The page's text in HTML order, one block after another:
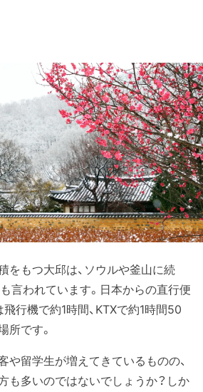
をもつ大邱は、ソウルや釜山に続
言われています。日本からの直行便
飛行機で約1時間、KTXで約1時間50
所です。
や留学生が増えてきているものの、
も多いのではないでしょうか？しか